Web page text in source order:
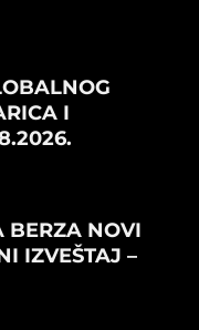
I
BERZA NOVI
IZVEŠTAJ –